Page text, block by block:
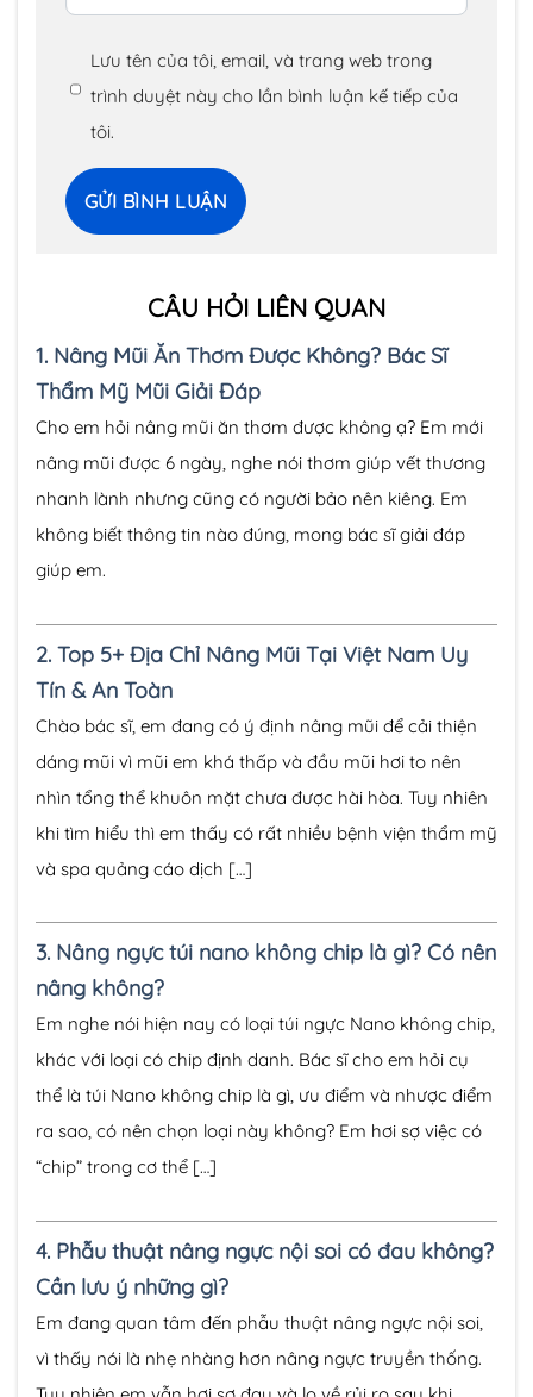
Lưu tên của tôi, email, và trang web trong
trình duyệt này cho lần bình luận kế tiếp của
tôi.
CÂU HỎI LIÊN QUAN
1. Nâng Mũi Ăn Thơm Được Không? Bác Sĩ
Thẩm Mỹ Mũi Giải Đáp
Cho em hỏi nâng mũi ăn thơm được không ạ? Em mới
nâng mũi được 6 ngày, nghe nói thơm giúp vết thương
nhanh lành nhưng cũng có người bảo nên kiêng. Em
không biết thông tin nào đúng, mong bác sĩ giải đáp
giúp em.
2. Top 5+ Địa Chỉ Nâng Mũi Tại Việt Nam Uy
Tín & An Toàn
Chào bác sĩ, em đang có ý định nâng mũi để cải thiện
dáng mũi vì mũi em khá thấp và đầu mũi hơi to nên
nhìn tổng thể khuôn mặt chưa được hài hòa. Tuy nhiên
khi tìm hiểu thì em thấy có rất nhiều bệnh viện thẩm mỹ
và spa quảng cáo dịch […]
3. Nâng ngực túi nano không chip là gì? Có nên
nâng không?
Em nghe nói hiện nay có loại túi ngực Nano không chip,
khác với loại có chip định danh. Bác sĩ cho em hỏi cụ
thể là túi Nano không chip là gì, ưu điểm và nhược điểm
ra sao, có nên chọn loại này không? Em hơi sợ việc có
“chip” trong cơ thể […]
4. Phẫu thuật nâng ngực nội soi có đau không?
Cần lưu ý những gì?
Em đang quan tâm đến phẫu thuật nâng ngực nội soi,
vì thấy nói là nhẹ nhàng hơn nâng ngực truyền thống.